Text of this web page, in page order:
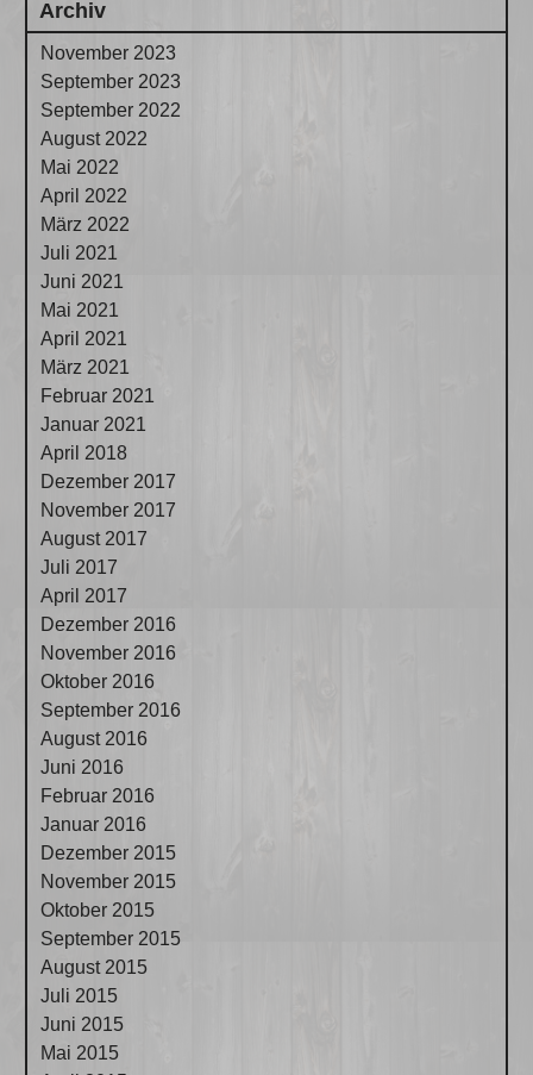
Archiv
November 2023
September 2023
September 2022
August 2022
Mai 2022
April 2022
März 2022
Juli 2021
Juni 2021
Mai 2021
April 2021
März 2021
Februar 2021
Januar 2021
April 2018
Dezember 2017
November 2017
August 2017
Juli 2017
April 2017
Dezember 2016
November 2016
Oktober 2016
September 2016
August 2016
Juni 2016
Februar 2016
Januar 2016
Dezember 2015
November 2015
Oktober 2015
September 2015
August 2015
Juli 2015
Juni 2015
Mai 2015